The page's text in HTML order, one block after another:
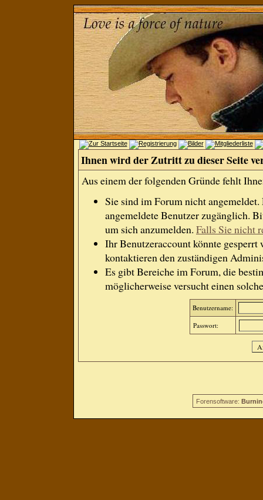
Ihnen wird der Zutritt zu dieser Seite
Aus einem der folgenden Gründe fehlt
Sie sind im Forum nicht
angemeldete Benutzer zugänglich.
um sich anzumelden. Falls Sie nicht
Ihr Benutzeraccount könnte gesperrt
kontaktieren den zuständigen
Es gibt Bereiche im Forum, die
möglicherweise versucht einen
Benutzername:
Passwort:
Forensoftware: